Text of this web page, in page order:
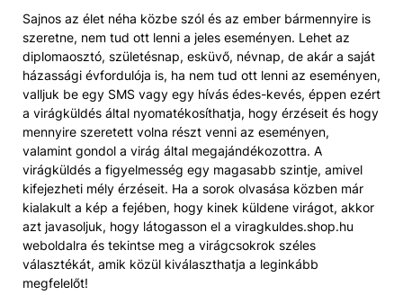
Sajnos az élet néha közbe szól és az ember bármennyire is
szeretne, nem tud ott lenni a jeles eseményen. Lehet az
diplomaosztó, születésnap, esküvő, névnap, de akár a saját
házassági évfordulója is, ha nem tud ott lenni az eseményen,
valljuk be egy SMS vagy egy hívás édes-kevés, éppen ezért
a virágküldés által nyomatékosíthatja, hogy érzéseit és hogy
mennyire szeretett volna részt venni az eseményen,
valamint gondol a virág által megajándékozottra. A
virágküldés a figyelmesség egy magasabb szintje, amivel
kifejezheti mély érzéseit. Ha a sorok olvasása közben már
kialakult a kép a fejében, hogy kinek küldene virágot, akkor
azt javasoljuk, hogy látogasson el a viragkuldes.shop.hu
weboldalra és tekintse meg a virágcsokrok széles
választékát, amik közül kiválaszthatja a leginkább
megfelelőt!